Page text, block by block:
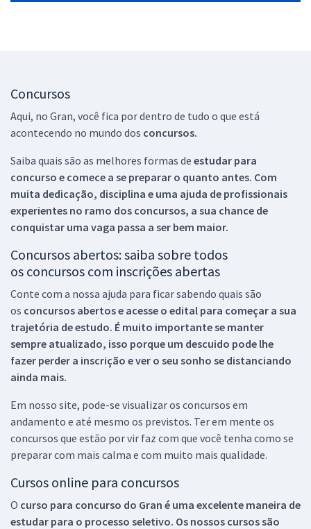
Concursos
Aqui, no Gran, você fica por dentro de tudo o que está
acontecendo no mundo dos concursos.
Saiba quais são as melhores formas de estudar para
concurso e comece a se preparar o quanto antes. Com
muita dedicação, disciplina e uma ajuda de profissionais
experientes no ramo dos concursos, a sua chance de
conquistar uma vaga passa a ser bem maior.
Concursos abertos: saiba sobre todos
os concursos com inscrições abertas
Conte com a nossa ajuda para ficar sabendo quais são
os concursos abertos e acesse o edital para começar a sua
trajetória de estudo. É muito importante se manter
sempre atualizado, isso porque um descuido pode lhe
fazer perder a inscrição e ver o seu sonho se distanciando
ainda mais.
Em nosso site, pode-se visualizar os concursos em
andamento e até mesmo os previstos. Ter em mente os
concursos que estão por vir faz com que você tenha como se
preparar com mais calma e com muito mais qualidade.
Cursos online para concursos
O curso para concurso do Gran é uma excelente maneira de
estudar para o processo seletivo. Os nossos cursos são